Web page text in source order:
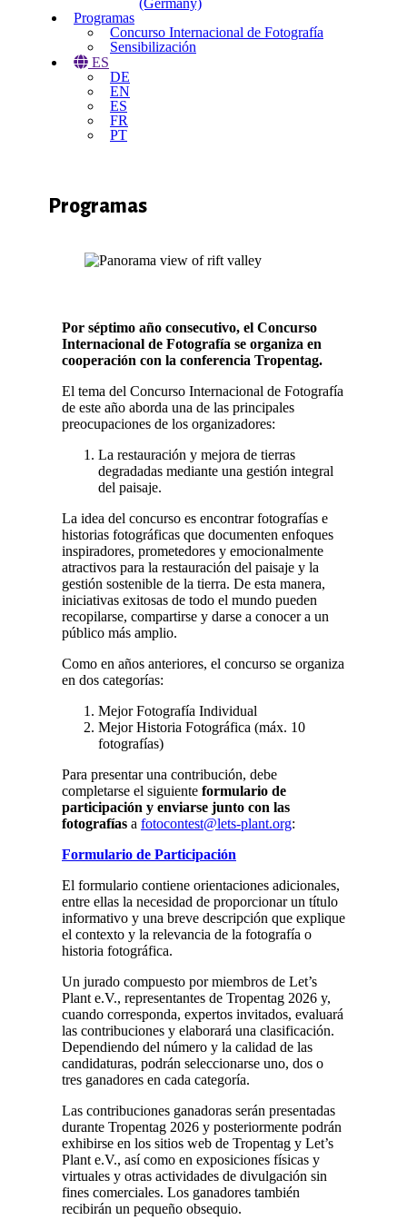
(Germany)
Programas
Concurso Internacional de Fotografía
Sensibilización
ES
DE
EN
ES
FR
PT
Programas
Por séptimo año consecutivo, el Concurso
Internacional de Fotografía se organiza en
cooperación con la conferencia Tropentag.
El tema del Concurso Internacional de Fotografía
de este año aborda una de las principales
preocupaciones de los organizadores:
La restauración y mejora de tierras
degradadas mediante una gestión integral
del paisaje.
La idea del concurso es encontrar fotografías e
historias fotográficas que documenten enfoques
inspiradores, prometedores y emocionalmente
atractivos para la restauración del paisaje y la
gestión sostenible de la tierra. De esta manera,
iniciativas exitosas de todo el mundo pueden
recopilarse, compartirse y darse a conocer a un
público más amplio.
Como en años anteriores, el concurso se organiza
en dos categorías:
Mejor Fotografía Individual
Mejor Historia Fotográfica (máx. 10
fotografías)
Para presentar una contribución, debe
completarse el siguiente formulario de
participación y enviarse junto con las
fotografías a fotocontest@lets-plant.org:
Formulario de Participación
El formulario contiene orientaciones adicionales,
entre ellas la necesidad de proporcionar un título
informativo y una breve descripción que explique
el contexto y la relevancia de la fotografía o
historia fotográfica.
Un jurado compuesto por miembros de Let’s
Plant e.V., representantes de Tropentag 2026 y,
cuando corresponda, expertos invitados, evaluará
las contribuciones y elaborará una clasificación.
Dependiendo del número y la calidad de las
candidaturas, podrán seleccionarse uno, dos o
tres ganadores en cada categoría.
Las contribuciones ganadoras serán presentadas
durante Tropentag 2026 y posteriormente podrán
exhibirse en los sitios web de Tropentag y Let’s
Plant e.V., así como en exposiciones físicas y
virtuales y otras actividades de divulgación sin
fines comerciales. Los ganadores también
recibirán un pequeño obsequio.